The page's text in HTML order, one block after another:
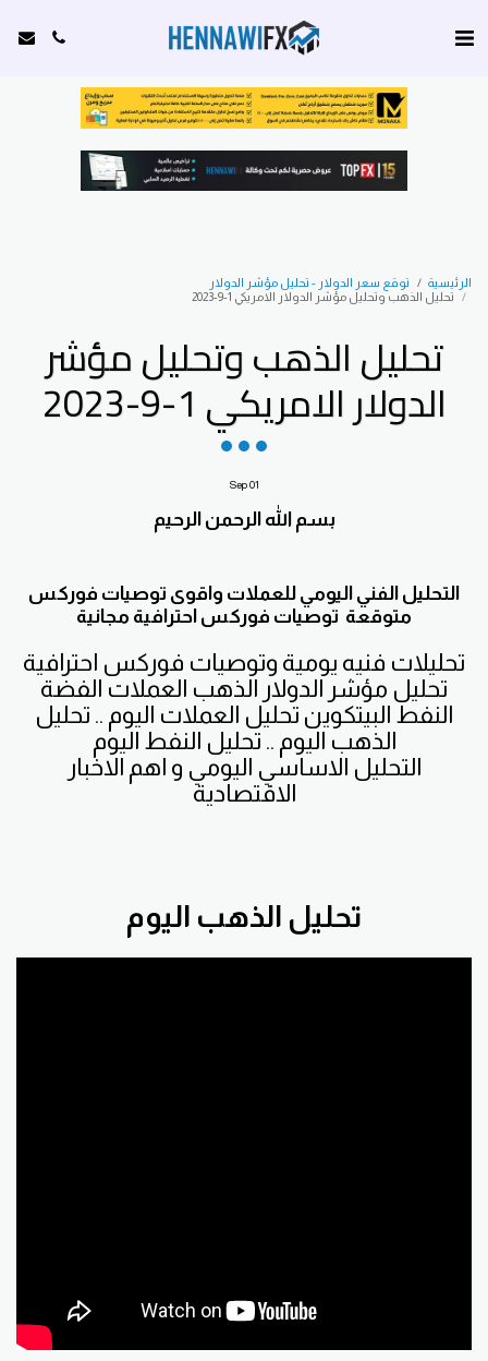
الرئيسية
توقع سعر الدولار - تحليل مؤشر الدولار
تحليل الذهب وتحليل مؤشر الدولار الامريكي 1-9-2023
تحليل الذهب وتحليل مؤشر
الدولار الامريكي 1-9-2023
01
Sep
بسم الله الرحمن الرحيم
التحليل الفني اليومي للعملات واقوى توصيات فوركس
متوقعة توصيات فوركس احترافية مجانية
تحليلات فنيه يومية وتوصيات فوركس احترافية
الذهب اليوم .. تحليل النفط اليوم
الاقتصادية
تحليل الذهب اليوم